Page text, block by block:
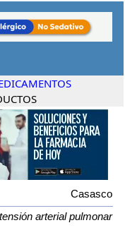
Casasco
arterial pulmonar